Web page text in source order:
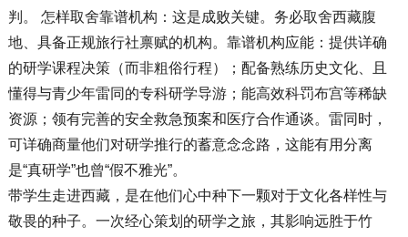
判。 怎样取舍靠谱机构：这是成败关键。务必取舍西藏腹
地、具备正规旅行社禀赋的机构。靠谱机构应能：提供详确
的研学课程决策（而非粗俗行程）；配备熟练历史文化、且
懂得与青少年雷同的专科研学导游；能高效科罚布宫等稀缺
资源；领有完善的安全救急预案和医疗合作通谈。雷同时，
可详确商量他们对研学推行的蓄意念念路，这能有用分离
是“真研学”也曾“假不雅光”。
带学生走进西藏，是在他们心中种下一颗对于文化各样性与
敬畏的种子。一次经心策划的研学之旅，其影响远胜于竹